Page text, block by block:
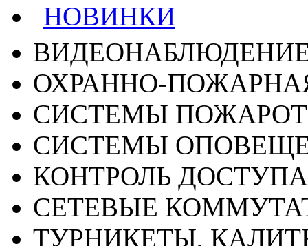
НОВИНКИ
ОХРАННО-
СИСТЕМЫ
СИСТЕМЫ
КОНТРОЛЬ ДОСТУПА
СЕТЕВЫЕ
ТУРНИКЕТЫ,